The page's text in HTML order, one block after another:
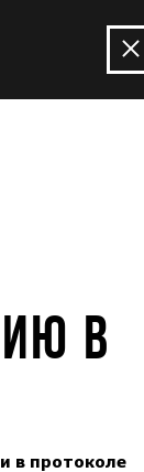
В
в протоколе